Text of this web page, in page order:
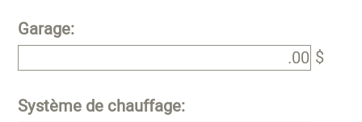
Garage:
$
Système de chauffage: